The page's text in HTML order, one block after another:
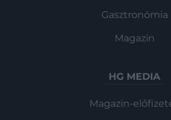
Gasztronómia
Magazin
HG MEDIA
Magazin-